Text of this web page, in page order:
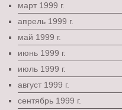
март 1999 г.
апрель 1999 г.
май 1999 г.
июнь 1999 г.
июль 1999 г.
август 1999 г.
сентябрь 1999 г.